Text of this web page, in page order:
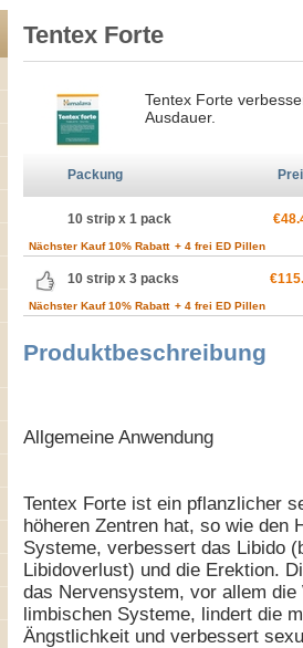
Tentex Forte
Tentex Forte
Ausdauer.
Packung
10 strip x 1 pack
Nächster Kauf 10% Rabatt + 4 frei ED Pillen
10 strip x 3 packs
Nächster Kauf 10% Rabatt + 4 frei ED Pillen
Produktbeschreibung
Allgemeine Anwendung
Tentex Forte ist ein pflanzlicher
höheren Zentren hat, so wie den
Systeme, verbessert das Libido
Libidoverlust) und die Erektion.
das Nervensystem, vor allem
limbischen Systeme, lindert die
Ängstlichkeit und verbessert